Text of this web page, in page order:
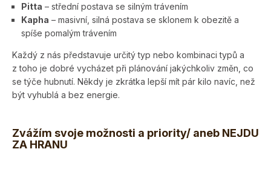
Pitta – střední postava se silným trávením
Kapha – masivní, silná postava se sklonem k obezitě a
spíše pomalým trávením
Každý z nás představuje určitý typ nebo kombinaci typů a
z toho je dobré vycházet při plánování jakýchkoliv změn, co
se týče hubnutí. Někdy je zkrátka lepší mít pár kilo navíc, než
být vyhublá a bez energie.
Zvážím svoje možnosti a priority/ aneb NEJDU
ZA HRANU